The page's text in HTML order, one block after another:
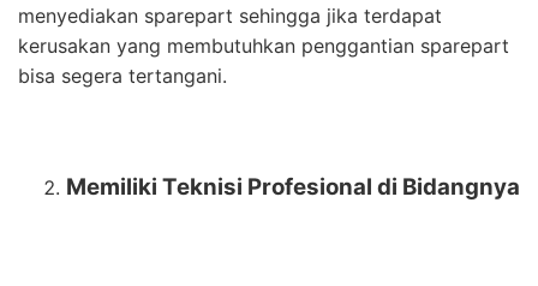
menyediakan sparepart sehingga jika terdapat
kerusakan yang membutuhkan penggantian sparepart
bisa segera tertangani.
Memiliki Teknisi Profesional di Bidangnya